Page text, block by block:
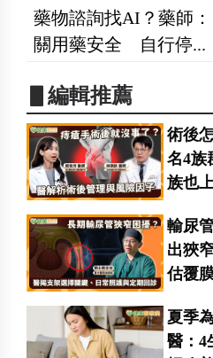
藥物諮詢找AI？藥師
關用藥安全 自行停...
▋編輯推薦
術後
名4
族也
輸尿
出狹
估覆
夏季
醫：